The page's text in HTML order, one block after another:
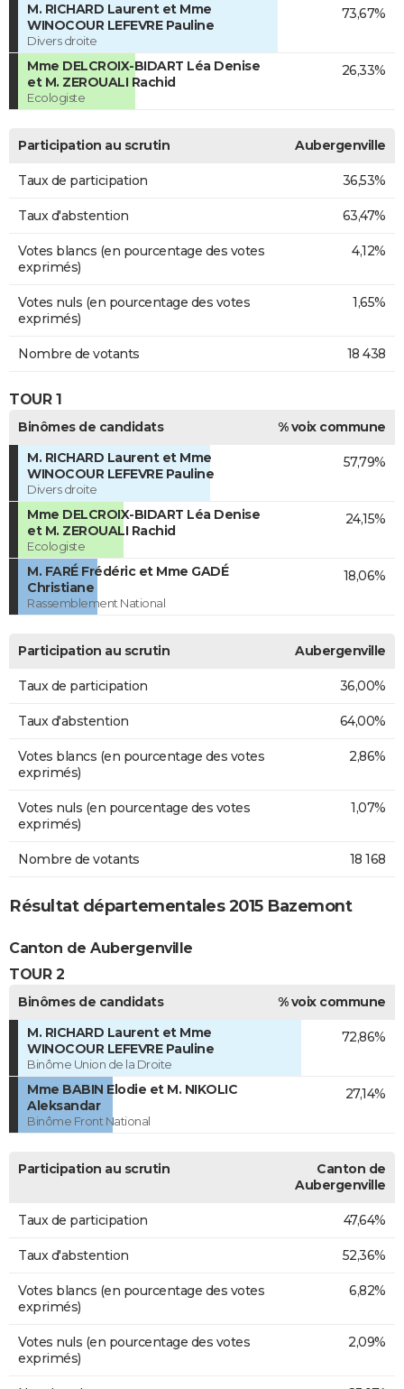
M. RICHARD Laurent et Mme
WINOCOUR LEFEVRE Pauline
Divers droite
73,67%
Mme DELCROIX-BIDART Léa Denise
et M. ZEROUALI Rachid
Ecologiste
26,33%
Participation au scrutin Aubergenville
Taux de participation 36,53%
Taux d'abstention 63,47%
Votes blancs (en pourcentage des votes
exprimés)
4,12%
Votes nuls (en pourcentage des votes
exprimés)
1,65%
Nombre de votants 18 438
TOUR 1
Binômes de candidats
% voix commune
M. RICHARD Laurent et Mme
WINOCOUR LEFEVRE Pauline
Divers droite
57,79%
Mme DELCROIX-BIDART Léa Denise
et M. ZEROUALI Rachid
Ecologiste
24,15%
M. FARÉ Frédéric et Mme GADÉ
Christiane
Rassemblement National
18,06%
Participation au scrutin Aubergenville
Taux de participation 36,00%
Taux d'abstention 64,00%
Votes blancs (en pourcentage des votes
exprimés)
2,86%
Votes nuls (en pourcentage des votes
exprimés)
1,07%
Nombre de votants 18 168
Résultat départementales 2015 Bazemont
Canton de Aubergenville
TOUR 2
Binômes de candidats
% voix commune
M. RICHARD Laurent et Mme
WINOCOUR LEFEVRE Pauline
Binôme Union de la Droite
72,86%
Mme BABIN Elodie et M. NIKOLIC
Aleksandar
Binôme Front National
27,14%
Participation au scrutin
Canton de
Aubergenville
Taux de participation 47,64%
Taux d'abstention 52,36%
Votes blancs (en pourcentage des votes
exprimés)
6,82%
Votes nuls (en pourcentage des votes
exprimés)
2,09%